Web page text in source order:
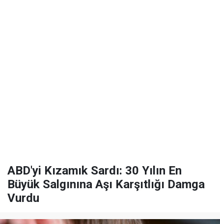
ABD'yi Kızamık Sardı: 30 Yılın En
Büyük Salgınına Aşı Karşıtlığı Damga
Vurdu